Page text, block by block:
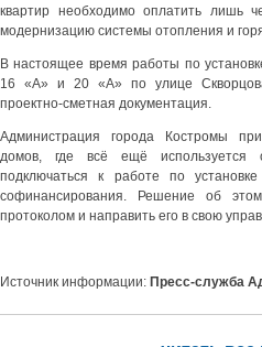
квартир необходимо оплатить лишь
модернизацию системы отопления и
В настоящее время работы по
16 «А» и 20 «А» по улице
проектно-сметная документация.
Администрация города Костромы
домов, где всё ещё используется
подключаться к работе по
софинансирования. Решение об
протоколом и направить его в свою
Источник информации: Пресс-служба